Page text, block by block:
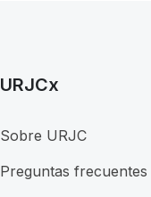
URJCx
Sobre URJC
Preguntas frecuentes